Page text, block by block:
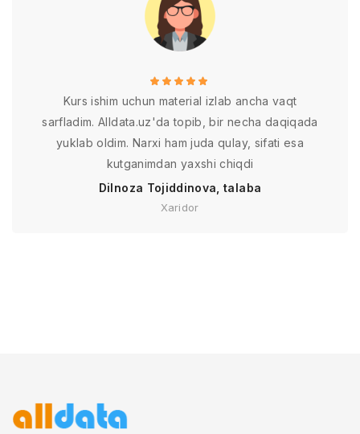
Kurs ishim uchun material izlab ancha vaqt
sarfladim. Alldata.uz'da topib, bir necha daqiqada
yuklab oldim. Narxi ham juda qulay, sifati esa
kutganimdan yaxshi chiqdi
Dilnoza Tojiddinova, talaba
Xaridor